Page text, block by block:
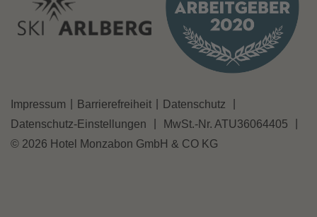
Impressum Barrierefreiheit Datenschutz
Datenschutz-Einstellungen
MwSt.-Nr. ATU36064405
© 2026 Hotel Monzabon GmbH & CO KG